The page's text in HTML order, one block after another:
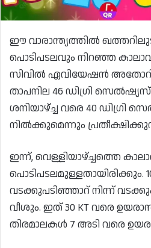
ഈ വാരാന്ത്യത്തിൽ
പൊടിപടലവും നിറഞ്ഞ
സിവിൽ ഏവിയേഷൻ
താപനില 46 ഡിഗ്രി
ശനിയാഴ്ച്ച വരെ 40
നിൽക്കുമെന്നും
ഇന്ന്, വെള്ളിയാഴ്ച്ചത്തെ
പൊടിപടലമുള്ളതായിരിക്കും.
വടക്കുപടിഞ്ഞാറ് നിന്ന്
വീശും. ഇത് 30 KT വരെ
തിരമാലകൾ 7 അടി വരെ